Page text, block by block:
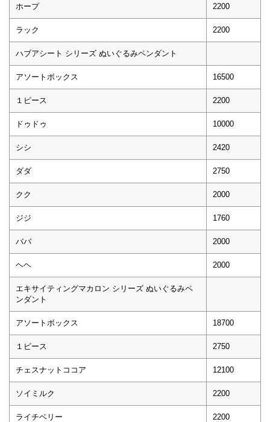
ホープ 2200
ラック 2200
ハブアシート シリーズ ぬいぐるみペンダント
アソートボックス 16500
１ピース 2200
ドゥドゥ 10000
シシ 2420
ダダ 2750
クク 2000
ジジ 1760
ババ 2000
ヘヘ 2000
エキサイティングマカロン シリーズ ぬいぐるみペ
ンダント
アソートボックス 18700
１ピース 2750
チェスナットココア 12100
ソイミルク 2200
ライチベリー 2200